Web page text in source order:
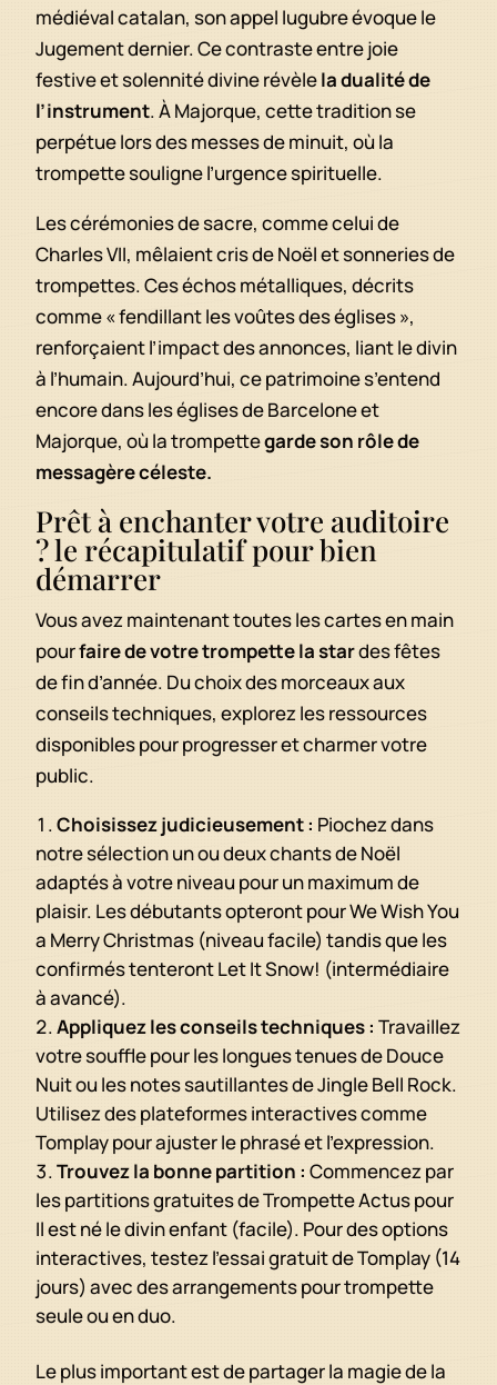
médiéval catalan, son appel lugubre évoque le
Jugement dernier. Ce contraste entre joie
festive et solennité divine révèlela dualité de
l’instrument. À Majorque, cette tradition se
perpétue lors des messes de minuit, où la
trompette souligne l’urgence spirituelle.
Les cérémonies de sacre, comme celui de
Charles VII, mêlaient cris de Noël et sonneries de
trompettes. Ces échos métalliques, décrits
comme « fendillant les voûtes des églises »,
renforçaient l’impact des annonces, liant le divin
à l’humain. Aujourd’hui, ce patrimoine s’entend
encore dans les églises de Barcelone et
Majorque, où la trompettegarde son rôle de
messagère céleste.
Prêt à enchanter votre auditoire
? le récapitulatif pour bien
démarrer
Vous avez maintenant toutes les cartes en main
pourfaire de votre trompette la stardes fêtes
de fin d’année. Du choix des morceaux aux
conseils techniques, explorez les ressources
disponibles pour progresser et charmer votre
public.
Choisissez judicieusement : Piochez dans
notre sélection un ou deux chants de Noël
adaptés à votre niveau pour un maximum de
plaisir. Les débutants opteront pour We Wish You
a Merry Christmas (niveau facile) tandis que les
confirmés tenteront Let It Snow! (intermédiaire
à avancé).
Appliquez les conseils techniques : Travaillez
votre souffle pour les longues tenues de Douce
Nuit ou les notes sautillantes de Jingle Bell Rock.
Utilisez des plateformes interactives comme
Tomplay pour ajuster le phrasé et l’expression.
Trouvez la bonne partition : Commencez par
les partitions gratuites de Trompette Actus pour
Il est né le divin enfant (facile). Pour des options
interactives, testez l’essai gratuit de Tomplay (14
jours) avec des arrangements pour trompette
seule ou en duo.
Le plus important est de partager la magie de la